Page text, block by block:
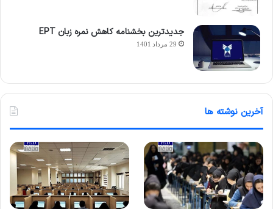
جدیدترین بخشنامه کاهش نمره زبان EPT
29 مرداد 1401
آخرین نوشته ها